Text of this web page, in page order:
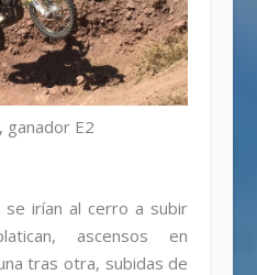
ganador E2
se irían al cerro a subir
ascensos en
tras otra, subidas de